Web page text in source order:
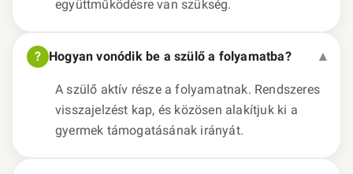
együttműködésre van szükség.
Hogyan vonódik be a szülő a folyamatba?
A szülő aktív része a folyamatnak. Rendszeres
visszajelzést kap, és közösen alakítjuk ki a
gyermek támogatásának irányát.